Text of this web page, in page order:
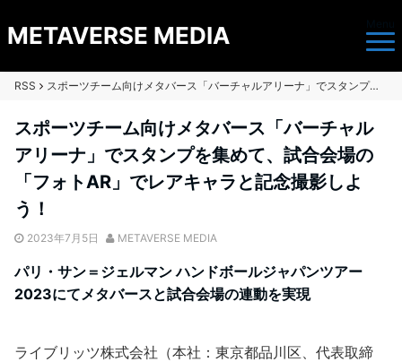
METAVERSE MEDIA
RSS スポーツチーム向けメタバース「バーチャルアリーナ」でスタンプを集めて、試合会場の「フォトAR」でレアキャラと記念撮影しよう！
スポーツチーム向けメタバース「バーチャル
アリーナ」でスタンプを集めて、試合会場の
「フォトAR」でレアキャラと記念撮影しよ
う！
2023年7月5日 METAVERSE MEDIA
パリ・サン＝ジェルマン ハンドボールジャパンツアー
2023にてメタバースと試合会場の連動を実現
ライブリッツ株式会社（本社：東京都品川区、代表取締